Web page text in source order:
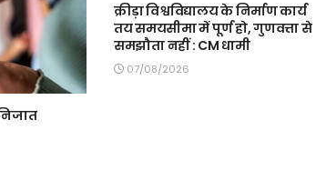
क्रीड़ा विश्वविद्यालय के निर्माण कार्य
तय समयसीमा में पूर्ण हो, गुणवत्ता से
समझौता नहीं : CM धामी
07/08/2026